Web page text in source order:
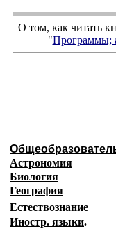
О том, как читать
"Программы;
Астрономия
Биология
География
Естествознание
Иностр. языки.